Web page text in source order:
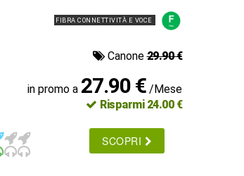
FIBRA CONNETTIVITÀ E VOCE
Canone29.90 €
in promo a 27.90 € /Mese
Risparmi 24.00 €
SCOPRI